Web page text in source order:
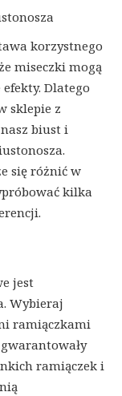
korzystnego
miseczki mogą
Dlatego
sklepie z
biust i
się różnić w
kilka
jest
Wybieraj
ramiączkami
ramiączek i